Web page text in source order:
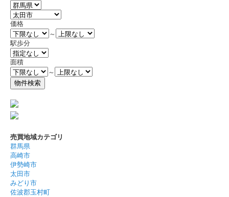
価格
～
駅歩分
面積
～
売買地域カテゴリ
群馬県
高崎市
伊勢崎市
太田市
みどり市
佐波郡玉村町